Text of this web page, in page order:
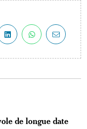
de longue date